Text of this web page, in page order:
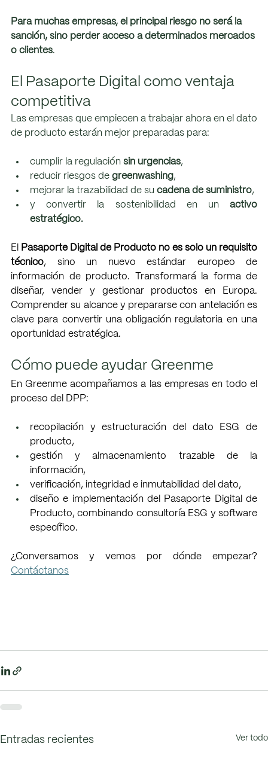
Para muchas empresas, el principal riesgo no será la
sanción, sino perder acceso a determinados mercados
o clientes.
El Pasaporte Digital como ventaja
competitiva
Las empresas que empiecen a trabajar ahora en el dato
de producto estarán mejor preparadas para:
cumplir la regulación sin urgencias,
reducir riesgos de greenwashing,
mejorar la trazabilidad de su cadena de suministro,
y convertir la sostenibilidad en un activo
estratégico.
El
Pasaporte Digital de Producto no es solo un requisito
técnico, sino un nuevo estándar europeo de
información de producto. Transformará la forma de
diseñar, vender y gestionar productos en Europa.
Comprender su alcance y prepararse con antelación es
clave para convertir una obligación regulatoria en una
oportunidad estratégica.
Cómo puede ayudar Greenme
En Greenme acompañamos a las empresas en todo el
proceso del DPP:
recopilación y estructuración del dato ESG de
producto,
gestión y almacenamiento trazable de la
información,
verificación, integridad e inmutabilidad del dato,
diseño e implementación del Pasaporte Digital de
Producto, combinando consultoría ESG y software
específico.
Contáctanos
Entradas recientes Ver todo